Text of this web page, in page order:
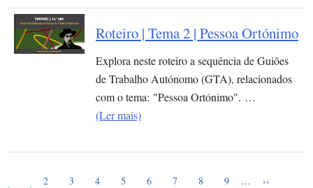
Roteiro | Tema 2 | Pessoa Ortónimo
Explora neste roteiro a sequência de Guiões
de Trabalho Autónomo (GTA), relacionados
com o tema: "Pessoa Ortónimo". …
(Ler mais)
Page
2 Page
3 Page
4 Page
5 Page
6 Page
7 Page
8 Page
9 … Próxima
››